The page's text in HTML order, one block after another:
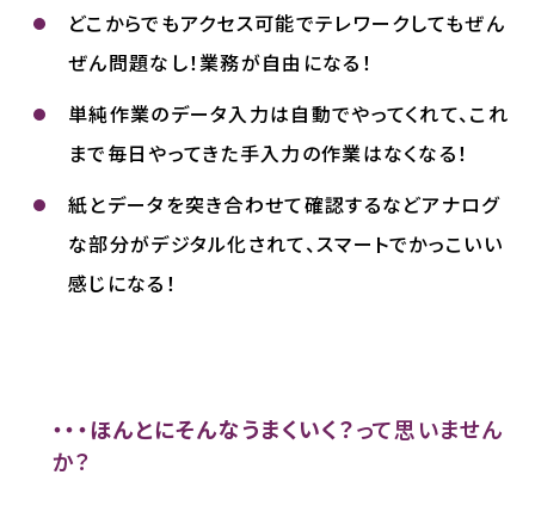
どこからでもアクセス可能でテレワークしてもぜん
ぜん問題なし！業務が自由になる！
単純作業のデータ入力は自動でやってくれて、これ
まで毎日やってきた手入力の作業はなくなる！
紙とデータを突き合わせて確認するなどアナログ
な部分がデジタル化されて、スマートでかっこいい
感じになる！
・・・ほんとにそんなうまくいく？って思いません
か？